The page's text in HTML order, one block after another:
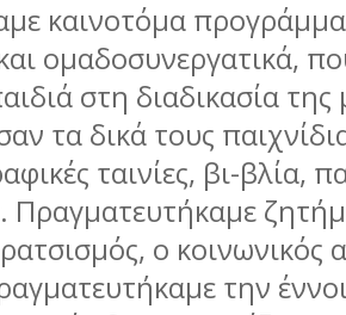
καινοτόµα
οµαδοσυνεργατικά,
στη διαδικασία
τα δικά τους
ταινίες, βι-βλία,
Πραγµατευτήκαµε
ο κοινωνικός
την